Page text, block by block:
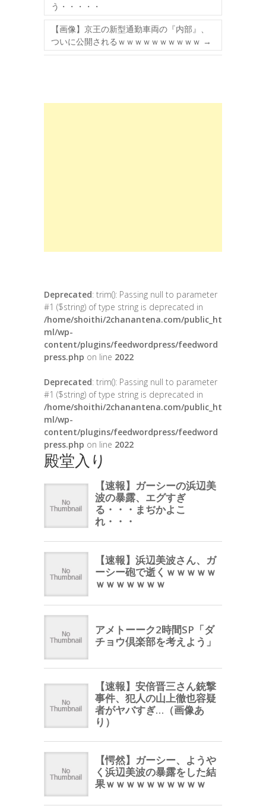
う・・・・・
【画像】京王の新型通勤車両の『内部』、
ついに公開されるｗｗｗｗｗｗｗｗｗｗ →
Deprecated: trim(): Passing null to parameter
#1 ($string) of type string is deprecated in
/home/shoithi/2chanantena.com/public_ht
ml/wp-
content/plugins/feedwordpress/feedword
press.php on line 2022
Deprecated: trim(): Passing null to parameter
#1 ($string) of type string is deprecated in
/home/shoithi/2chanantena.com/public_ht
ml/wp-
content/plugins/feedwordpress/feedword
press.php on line 2022
殿堂入り